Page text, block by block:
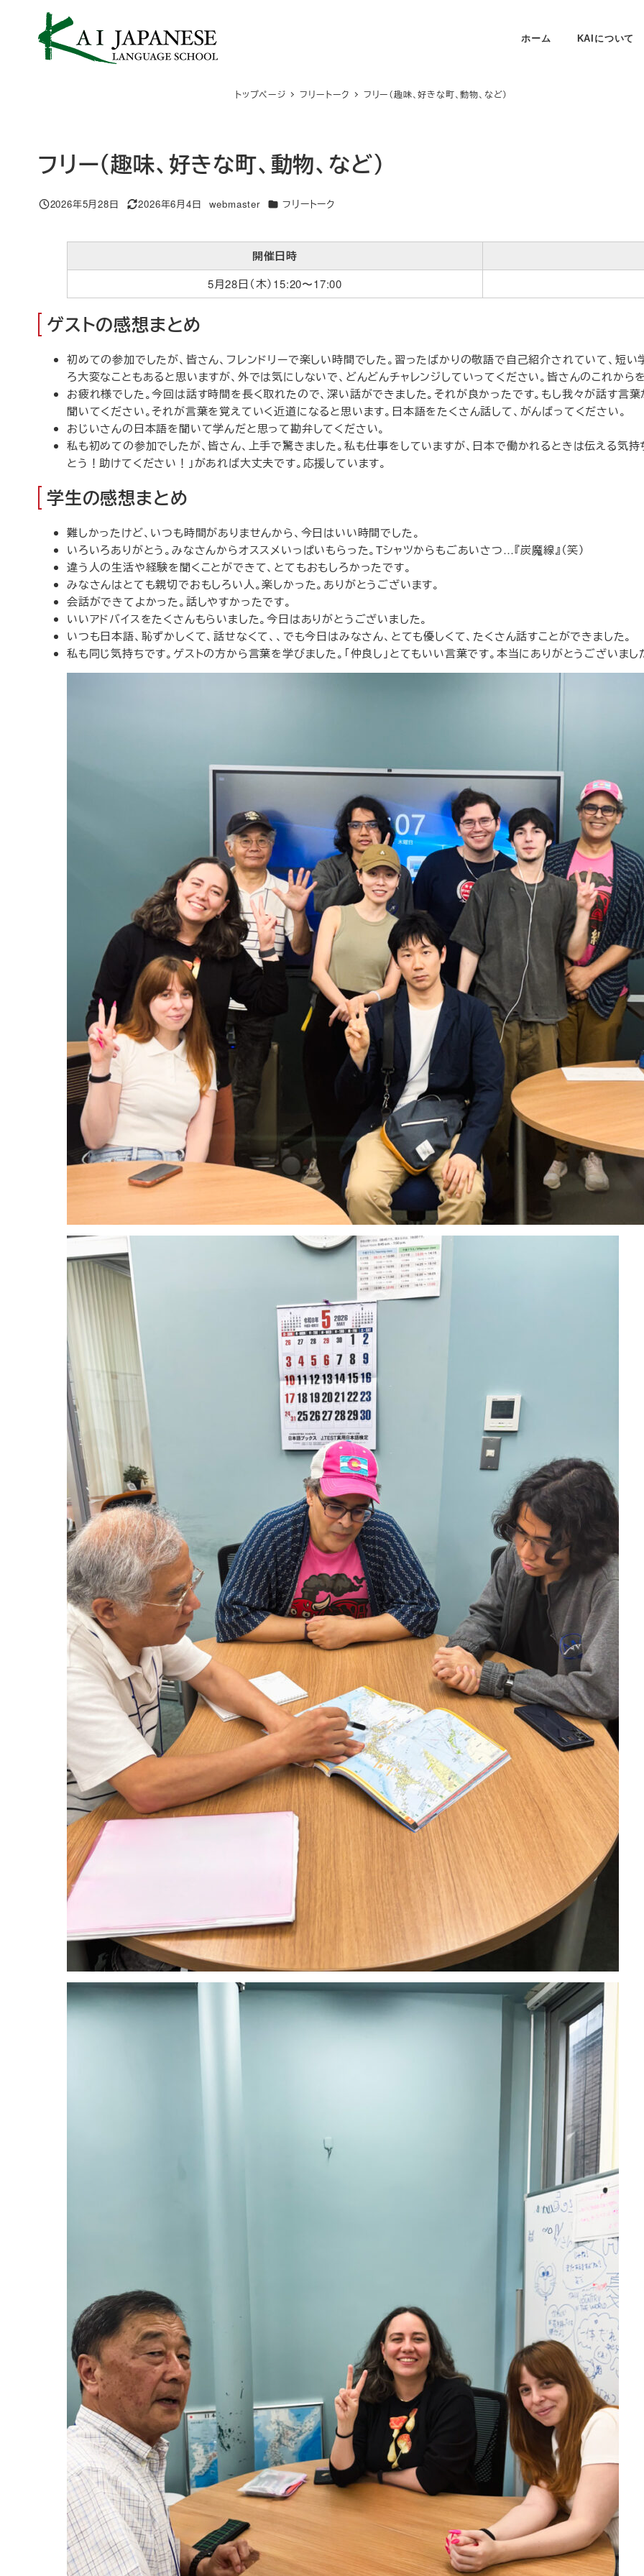
ホーム KAIについて
トップページ フリートーク フリー（趣味、好きな町、動物、など）
フリー（趣味、好きな町、動物、など）
投稿日
2026年5月28日 更新日
2026年6月4日
著
webmaster カテゴリー
フリートーク
開催日時
5月28日（木）15:20〜17:00
ゲストの感想まとめ
初めての参加でしたが、皆さん、フレンドリーで楽しい時間でした。習ったばかりの敬語で自己紹介されていて、短
ろ大変なこともあると思いますが、外では気にしないで、どんどんチャレンジしていってください。皆さんのこれから
お疲れ様でした。今回は話す時間を長く取れたので、深い話ができました。それが良かったです。もし我々が話す言
聞いてください。それが言葉を覚えていく近道になると思います。日本語をたくさん話して、がんばってください。
おじいさんの日本語を聞いて学んだと思って勘弁してください。
私も初めての参加でしたが、皆さん、上手で驚きました。私も仕事をしていますが、日本で働かれるときは伝える気
とう！助けてください！」があれば大丈夫です。応援しています。
学生の感想まとめ
難しかったけど、いつも時間がありませんから、今日はいい時間でした。
いろいろありがとう。みなさんからオススメいっぱいもらった。Tシャツからもごあいさつ…『炭魔線』（笑）
違う人の生活や経験を聞くことができて、とてもおもしろかったです。
みなさんはとても親切でおもしろい人。楽しかった。ありがとうございます。
会話ができてよかった。話しやすかったです。
いいアドバイスをたくさんもらいました。今日はありがとうございました。
いつも日本語、恥ずかしくて、話せなくて、、でも今日はみなさん、とても優しくて、たくさん話すことができました。
私も同じ気持ちです。ゲストの方から言葉を学びました。「仲良し」とてもいい言葉です。本当にありがとうございまし